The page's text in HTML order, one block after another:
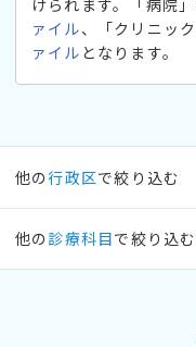
けられます。「病院
ァイル、「クリニッ
ァイル となります。
他の行政区で絞り込む
他の 診療科目で絞り込む